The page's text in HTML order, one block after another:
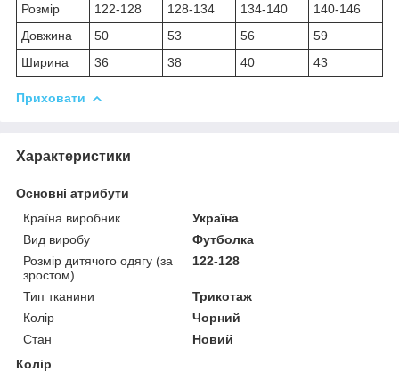
Розмір 122-128 128-134 134-140
140-146
Довжина
50 53 56
59
Ширина
36 38 40 43
Приховати
Характеристики
Основні атрибути
Країна виробник
Україна
Вид виробу
Футболка
Розмір дитячого одягу (за
зростом)
122-128
Тип тканини
Трикотаж
Колір
Чорний
Стан
Новий
Колір